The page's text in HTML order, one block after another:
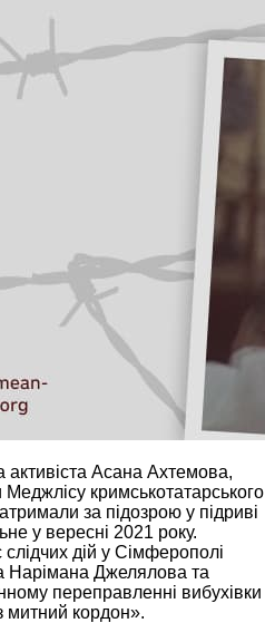
активіста Асана Ахтемова,
кримськотатарського
за підозрою у підриві
у вересні 2021 року.
дій у Сімферополі
Нарімана Джелялова та
переправленні вибухівки
митний кордон».